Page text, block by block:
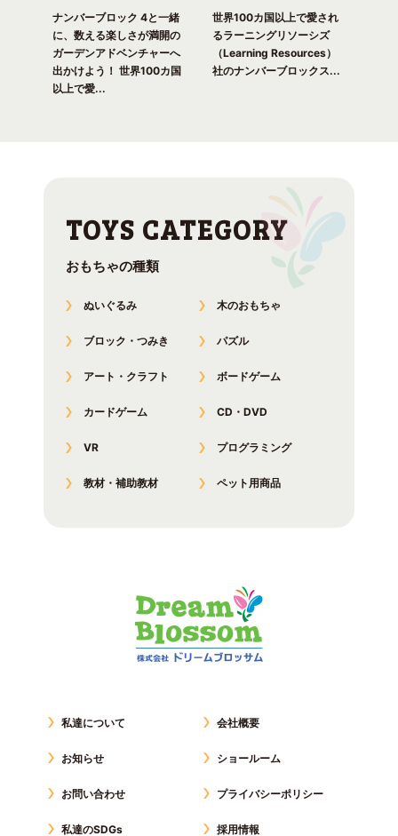
ナンバーブロック 4と一緒
に、数える楽しさが満開の
ガーデンアドベンチャーへ
出かけよう！ 世界100カ国
以上で愛...
世界100カ国以上で愛され
るラーニングリソーシズ
（Learning Resources）
社のナンバーブロックス...
おもちゃの種類
ぬいぐるみ 木のおもちゃ
ブロック・つみき パズル
アート・クラフト ボードゲーム
カードゲーム CD・DVD
VR プログラミング
教材・補助教材 ペット用商品
私達について
お知らせ
お問い合わせ
私達のSDGs
会社概要
ショールーム
プライバシーポリシー
採用情報